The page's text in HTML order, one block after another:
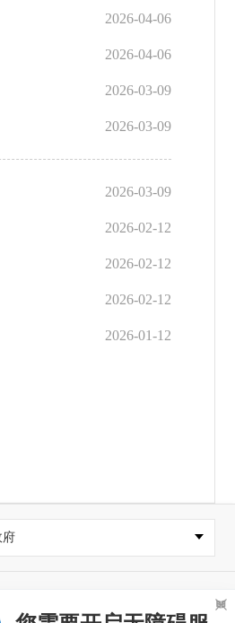
2026-04-06
2026-04-06
2026-03-09
2026-03-09
2026-03-09
2026-02-12
2026-02-12
2026-02-12
2026-01-12
府
